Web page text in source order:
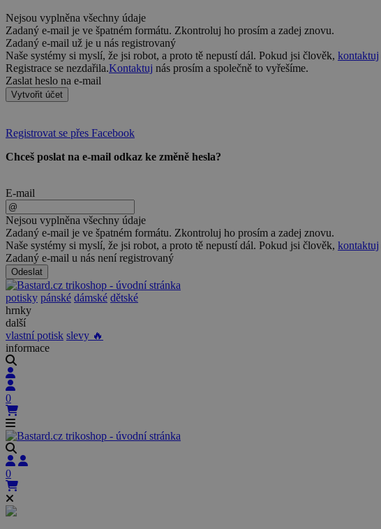
Nejsou vyplněna všechny údaje
Zadaný e-mail je ve špatném formátu. Zkontroluj ho prosím a zadej znovu.
Zadaný e-mail už je u nás registrovaný
Naše systémy si myslí, že jsi robot, a proto tě nepustí dál. Pokud jsi člověk, kontaktuj
Registrace se nezdařila.Kontaktuj nás prosím a společně to vyřešíme.
Zaslat heslo na e-mail
Vytvořit účet
Registrovat se přes Facebook
Chceš poslat na e-mail odkaz ke změně hesla?
E-mail
Nejsou vyplněna všechny údaje
Zadaný e-mail je ve špatném formátu. Zkontroluj ho prosím a zadej znovu.
Naše systémy si myslí, že jsi robot, a proto tě nepustí dál. Pokud jsi člověk, kontaktuj
Zadaný e-mail u nás není registrovaný
Odeslat
potisky pánské dámské dětské
hrnky
další
vlastní potisk slevy 🔥
informace
0
0